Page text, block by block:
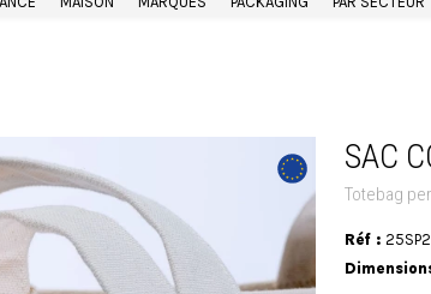
SAC
Totebag
Réf :